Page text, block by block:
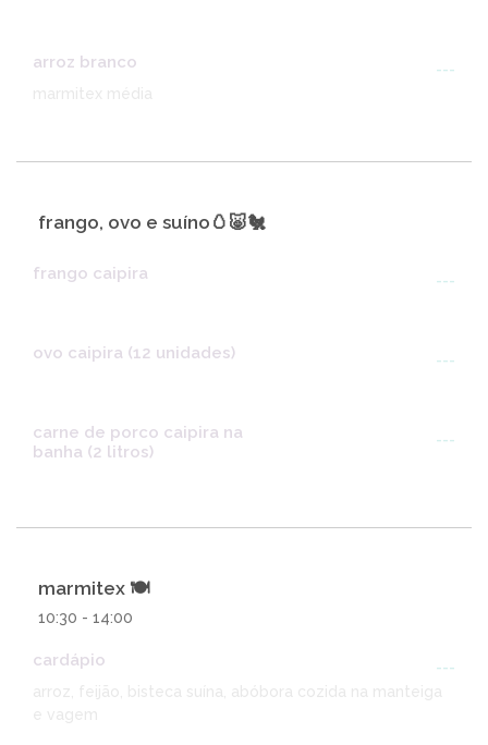
arroz branco
---
frango, ovo e suíno🥚🐷🐔
frango caipira ---
ovo caipira (12 unidades) ---
carne de porco caipira na
banha (2 litros)
---
marmitex 🍽️
10:30 - 14:00
cardápio
---
arroz, feijão, bisteca suína, abóbora cozida na manteiga